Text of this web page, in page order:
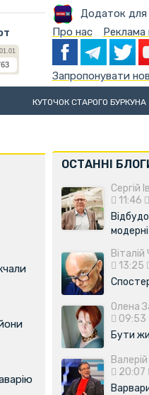
Додаток для
Про нас Реклама
Запропонувати
КУТОЧОК СТАРОГО БУРКУНА
ОСТАННІ
Сергій
11:46
13:25
Олена
09:53
Бути
20:07